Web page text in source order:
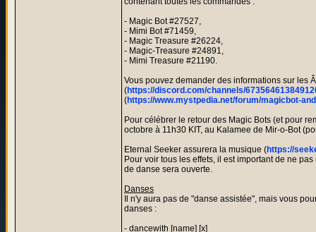
- Magic Bot #27527,
- Mimi Bot #71459,
- Magic Treasure #26224,
- Magic-Treasure #24891,
- Mimi Treasure #21190.
Vous pouvez demander des informations sur les
(https://discord.com/channels/
(https://www.mystpedia.net/forum/magicbot-
Pour célébrer le retour des Magic Bots (et pour
octobre à 11h30 KIT, au Kalamee de Mir-o-Bot
Eternal Seeker assurera la musique (https://
Pour voir tous les effets, il est important de ne
de danse sera ouverte.
Danses
Il n'y aura pas de "danse assistée", mais vous
danses :
- dancewith [name] [x]